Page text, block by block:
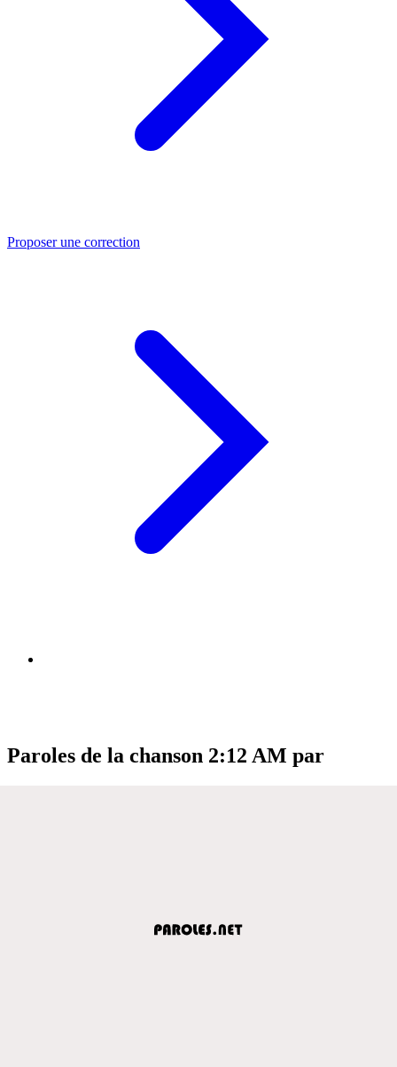
Proposer une correction
Paroles de la chanson 2:12 AM par